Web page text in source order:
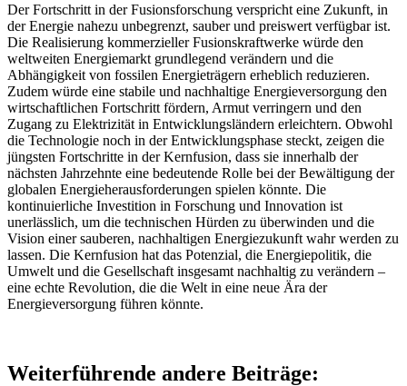
Der Fortschritt in der Fusionsforschung verspricht eine Zukunft, in
der Energie nahezu unbegrenzt, sauber und preiswert verfügbar ist.
Die Realisierung kommerzieller Fusionskraftwerke würde den
weltweiten Energiemarkt grundlegend verändern und die
Abhängigkeit von fossilen Energieträgern erheblich reduzieren.
Zudem würde eine stabile und nachhaltige Energieversorgung den
wirtschaftlichen Fortschritt fördern, Armut verringern und den
Zugang zu Elektrizität in Entwicklungsländern erleichtern. Obwohl
die Technologie noch in der Entwicklungsphase steckt, zeigen die
jüngsten Fortschritte in der Kernfusion, dass sie innerhalb der
nächsten Jahrzehnte eine bedeutende Rolle bei der Bewältigung der
globalen Energieherausforderungen spielen könnte. Die
kontinuierliche Investition in Forschung und Innovation ist
unerlässlich, um die technischen Hürden zu überwinden und die
Vision einer sauberen, nachhaltigen Energiezukunft wahr werden zu
lassen. Die Kernfusion hat das Potenzial, die Energiepolitik, die
Umwelt und die Gesellschaft insgesamt nachhaltig zu verändern –
eine echte Revolution, die die Welt in eine neue Ära der
Energieversorgung führen könnte.
Weiterführende andere Beiträge: